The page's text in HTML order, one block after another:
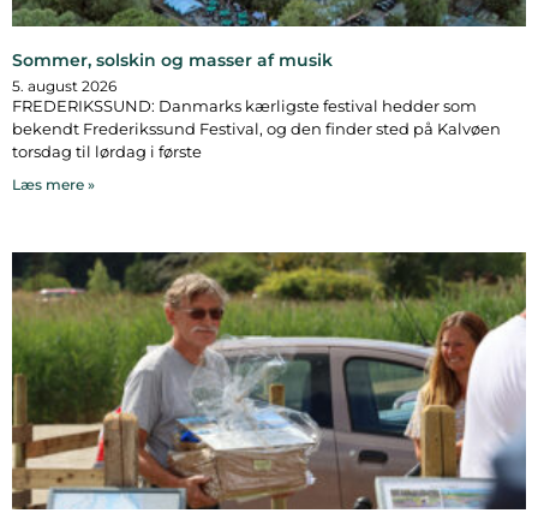
Sommer, solskin og masser af musik
5. august 2026
FREDERIKSSUND: Danmarks kærligste festival hedder som
bekendt Frederikssund Festival, og den finder sted på Kalvøen
torsdag til lørdag i første
Læs mere »